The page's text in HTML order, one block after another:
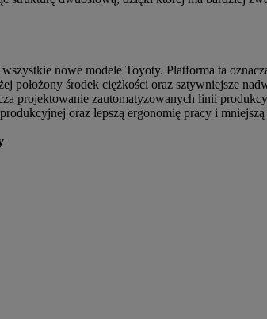
nowe modele Toyoty. Platforma ta
środek ciężkości oraz sztywniejsze
projektowanie zautomatyzowanych linii
oraz lepszą ergonomię pracy i